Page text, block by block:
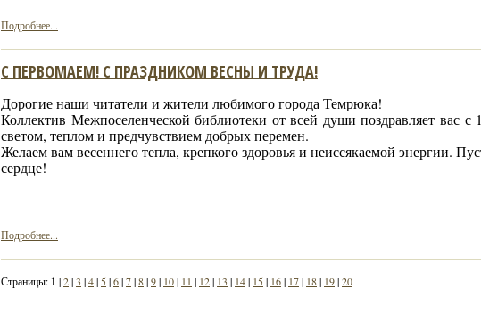
Подробнее...
С ПЕРВОМАЕМ! С ПРАЗДНИКОМ ВЕСНЫ И ТРУДА!
Дорогие наши читатели и жители любимого города Темрюка!
Коллектив Межпоселенческой библиотеки от всей души поздравляет вас
светом, теплом и предчувствием добрых перемен.
Желаем вам весеннего тепла, крепкого здоровья и неиссякаемой энергии.
сердце!
Подробнее...
Страницы: 1 |2|3 |4| 5|6|7|8|9| 10| 11 | 12| 13 | 14| 15| 16| 17| 18| 19|20